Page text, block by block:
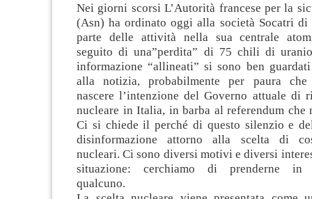
Nei giorni scorsi L’Autorità francese per la
(Asn) ha ordinato oggi alla società Socatri di
parte delle attività nella sua centrale
seguito di una”perdita” di 75 chili di
informazione “allineati” si sono ben
alla notizia, probabilmente per paura che
nascere l’intenzione del Governo attuale di
nucleare in Italia, in barba al referendum che
Ci si chiede il perché di questo silenzio e
disinformazione attorno alla scelta di
nucleari. Ci sono diversi motivi e diversi
situazione: cerchiamo di prenderne in
qualcuno.